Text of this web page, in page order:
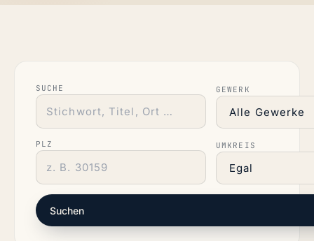
SUCHE GEWERK
PLZ UMKREIS
Suchen